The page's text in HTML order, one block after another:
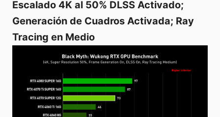
Escalado 4K al 50% DLSS Activado;
Generación de Cuadros Activada; Ray
Tracing en Medio